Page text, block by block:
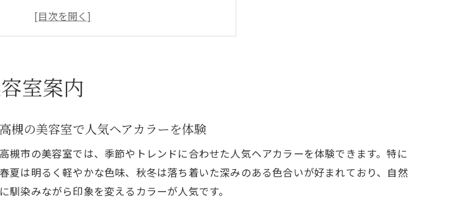
ー専門店の特徴と選び方のコツ
も質の高いカラーリングを叶える
高槻美容室選び方ガイド
優しい白髪染めを選ぶポイント
で人気の白髪染めメニューとは
染め専門店を選ぶメリットを解説
白髪染めする際の注意点
ービューティーで白髪染め美容室を探す方法
室案内
高槻の美容室で人気ヘアカラーを体験
高槻市の美容室では、季節やトレンドに合わせた人気ヘアカラーを体験できます。特に
春夏は明るく軽やかな色味、秋冬は落ち着いた深みのある色合いが好まれており、自然
に馴染みながら印象を変えるカラーが人気です。